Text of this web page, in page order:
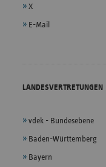
X
E-Mail
LANDESVERTRETUNGEN
vdek - Bundesebene
Baden-Württemberg
Bayern